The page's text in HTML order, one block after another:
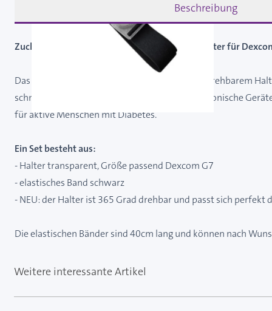
Beschreibung
Zuckerschmuck Trageband mit rotierendem Halter für
Das elastische Armband mit 360 Grad flexibel drehbarem
schmückt den Arm und dient dazu, runde elektronische
für aktive Menschen mit Diabetes.
Ein Set besteht aus:
- Halter transparent, Größe passend Dexcom G7
- elastisches Band schwarz
- NEU: der Halter ist 365 Grad drehbar und passt sich perfekt
Die elastischen Bänder sind 40cm lang und können nach
Weitere interessante Artikel